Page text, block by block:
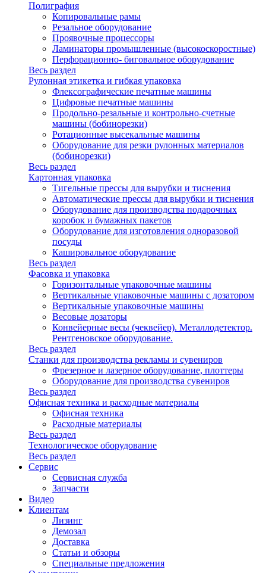
Полиграфия
Копировальные рамы
Резальное оборудование
Проявочные процессоры
Ламинаторы промышленные (высокоскоростные)
Перфорационно- биговальное оборудование
Весь раздел
Рулонная этикетка и гибкая упаковка
Флексографические печатные машины
Цифровые печатные машины
Продольно-резальные и контрольно-счетные
машины (бобинорезки)
Ротационные высекальные машины
Оборудование для резки рулонных материалов
(бобинорезки)
Весь раздел
Картонная упаковка
Тигельные прессы для вырубки и тиснения
Автоматические прессы для вырубки и тиснения
Оборудование для производства подарочных
коробок и бумажных пакетов
Оборудование для изготовления одноразовой
посуды
Кашировальное оборудование
Весь раздел
Фасовка и упаковка
Горизонтальные упаковочные машины
Вертикальные упаковочные машины с дозатором
Вертикальные упаковочные машины
Весовые дозаторы
Конвейерные весы (чеквейер). Металлодетектор.
Рентгеновское оборудование.
Весь раздел
Станки для производства рекламы и сувениров
Фрезерное и лазерное оборудование, плоттеры
Оборудование для производства сувениров
Весь раздел
Офисная техника и расходные материалы
Офисная техника
Расходные материалы
Весь раздел
Технологическое оборудование
Весь раздел
Сервис
Сервисная служба
Запчасти
Видео
Клиентам
Лизинг
Демозал
Доставка
Статьи и обзоры
Специальные предложения